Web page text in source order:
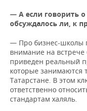
— А если говорить
обсуждалось ли, к
— Про бизнес-школы
внимание на
приведен реальный
которые занимаются
Татарстане. В этом
ответственно
стандартам халяль.